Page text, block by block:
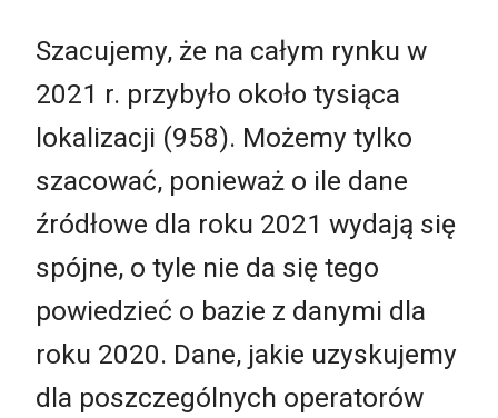
Szacujemy, że na całym rynku w
2021 r. przybyło około tysiąca
lokalizacji (958). Możemy tylko
szacować, ponieważ o ile dane
źródłowe dla roku 2021 wydają się
spójne, o tyle nie da się tego
powiedzieć o bazie z danymi dla
roku 2020. Dane, jakie uzyskujemy
dla poszczególnych operatorów